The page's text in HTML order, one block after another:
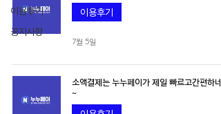
이용후기
공지사항
이용후기
7월 5일
소액결제는 누누페이가 제일 빠르고간편하네
~